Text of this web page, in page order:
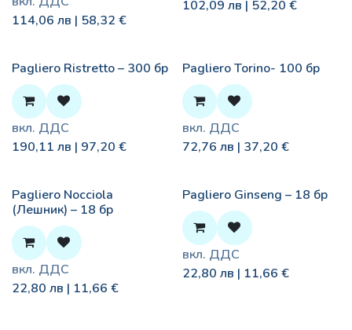
114,06 лв | 58,32 €
102,09 лв | 52,20 €
Pagliero Ristretto – 300 бр
вкл. ДДС
190,11 лв | 97,20 €
Pagliero Torino- 100 бр
вкл. ДДС
72,76 лв | 37,20 €
Pagliero Nocciola
(Лешник) – 18 бр
вкл. ДДС
22,80 лв | 11,66 €
Pagliero Ginseng – 18 бр
вкл. ДДС
22,80 лв | 11,66 €